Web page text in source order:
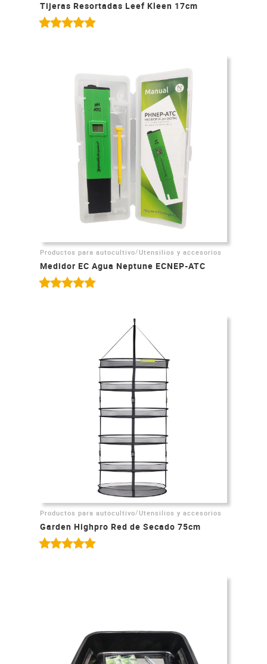
Tijeras Resortadas Leef Kleen 17cm
Productos para autocultivo/Utensilios y accesorios
Medidor EC Agua Neptune ECNEP-ATC
Productos para autocultivo/Utensilios y accesorios
Garden Highpro Red de Secado 75cm